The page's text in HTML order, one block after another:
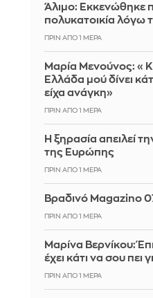
Άλιμο: Εκκενώθηκε
πολυκατοικία λόγω
ΠΡΙΝ ΑΠΌ 1 ΜΈΡΑ
Μαρία Μενούνος:
Ελλάδα μού δίνει
είχα ανάγκη»
ΠΡΙΝ ΑΠΌ 1 ΜΈΡΑ
Η ξηρασία απειλεί
της Ευρώπης
ΠΡΙΝ ΑΠΌ 1 ΜΈΡΑ
Βραδινό Magazino
ΠΡΙΝ ΑΠΌ 1 ΜΈΡΑ
Μαρίνα Βερνίκου:
έχει κάτι να σου πει
ΠΡΙΝ ΑΠΌ 1 ΜΈΡΑ